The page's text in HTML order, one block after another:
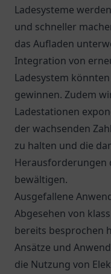
Ladesysteme
und schneller
das Aufladen
Integration von
Ladesystem
gewinnen. Zudem
Ladestationen
der wachsenden
zu halten und die
bewältigen.
Ausgefallene
Abgesehen von
bereits besprochen
Ansätze und
die Nutzung von